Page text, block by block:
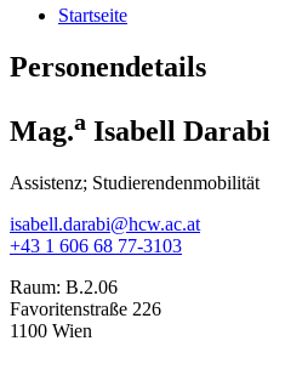
Startseite
Personendetails
Mag.a Isabell Darabi
Assistenz; Studierendenmobilität
isabell.darabi@hcw.ac.at
+43 1 606 68 77-3103
Raum: B.2.06
Favoritenstraße 226
1100 Wien